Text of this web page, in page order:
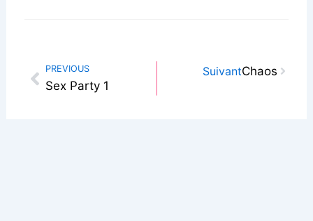
Prev
PREVIOUS
Sex Party 1
SuivantChaos Next